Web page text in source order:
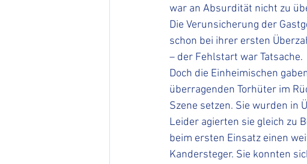
war an Absurdität nicht zu
Die Verunsicherung der
schon bei ihrer ersten
– der Fehlstart war Tatsache.
Doch die Einheimischen
überragenden Torhüter im
Szene setzen. Sie wurden in
Leider agierten sie gleich zu
beim ersten Einsatz einen
Kandersteger. Sie konnten